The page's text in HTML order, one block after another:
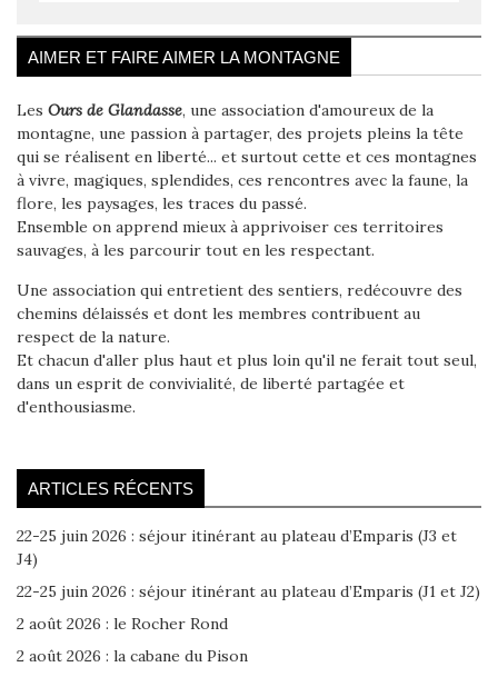
AIMER ET FAIRE AIMER LA MONTAGNE
Les Ours de Glandasse, une association d'amoureux de la
montagne, une passion à partager, des projets pleins la tête
qui se réalisent en liberté... et surtout cette et ces montagnes
à vivre, magiques, splendides, ces rencontres avec la faune, la
flore, les paysages, les traces du passé.
Ensemble on apprend mieux à apprivoiser ces territoires
sauvages, à les parcourir tout en les respectant.
Une association qui entretient des sentiers, redécouvre des
chemins délaissés et dont les membres contribuent au
respect de la nature.
Et chacun d'aller plus haut et plus loin qu'il ne ferait tout seul,
dans un esprit de convivialité, de liberté partagée et
d'enthousiasme.
ARTICLES RÉCENTS
22-25 juin 2026 : séjour itinérant au plateau d’Emparis (J3 et
J4)
22-25 juin 2026 : séjour itinérant au plateau d’Emparis (J1 et J2)
2 août 2026 : le Rocher Rond
2 août 2026 : la cabane du Pison